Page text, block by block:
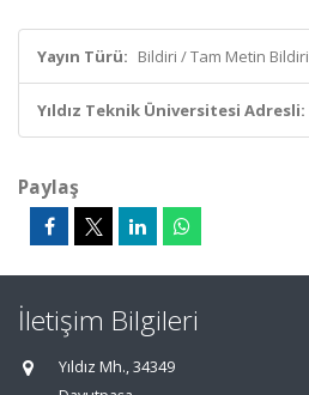
Yayın Türü: Bildiri / Tam Metin Bildiri
Yıldız Teknik Üniversitesi Adresli:
Paylaş
İletişim Bilgileri
Yıldız Mh., 34349